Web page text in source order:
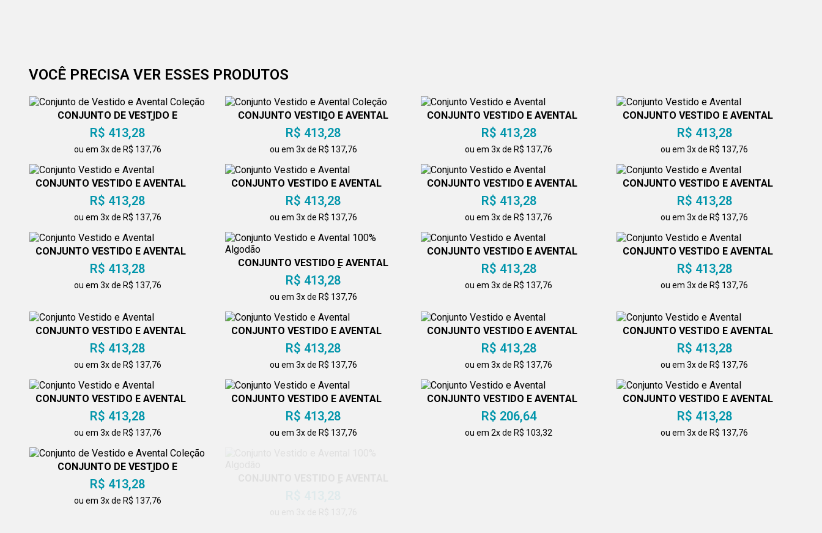
VOCÊ PRECISA VER ESSES PRODUTOS
CONJUNTO DE VESTIDO E
AVENTAL COLEÇÃO
R$ 413,28
ou em 3x de R$ 137,76
CONJUNTO VESTIDO E AVENTAL
COLEÇÃO
R$ 413,28
ou em 3x de R$ 137,76
CONJUNTO VESTIDO E AVENTAL
R$ 413,28
ou em 3x de R$ 137,76
CONJUNTO VESTIDO E AVENTAL
R$ 413,28
ou em 3x de R$ 137,76
CONJUNTO VESTIDO E AVENTAL
R$ 413,28
ou em 3x de R$ 137,76
CONJUNTO VESTIDO E AVENTAL
R$ 413,28
ou em 3x de R$ 137,76
CONJUNTO VESTIDO E AVENTAL
R$ 413,28
ou em 3x de R$ 137,76
CONJUNTO VESTIDO E AVENTAL
R$ 413,28
ou em 3x de R$ 137,76
CONJUNTO VESTIDO E AVENTAL
R$ 413,28
ou em 3x de R$ 137,76
CONJUNTO VESTIDO E AVENTAL
100% ALGODÃO
R$ 413,28
ou em 3x de R$ 137,76
CONJUNTO VESTIDO E AVENTAL
R$ 413,28
ou em 3x de R$ 137,76
CONJUNTO VESTIDO E AVENTAL
R$ 413,28
ou em 3x de R$ 137,76
CONJUNTO VESTIDO E AVENTAL
R$ 413,28
ou em 3x de R$ 137,76
CONJUNTO VESTIDO E AVENTAL
R$ 413,28
ou em 3x de R$ 137,76
CONJUNTO VESTIDO E AVENTAL
R$ 413,28
ou em 3x de R$ 137,76
CONJUNTO VESTIDO E AVENTAL
R$ 413,28
ou em 3x de R$ 137,76
CONJUNTO VESTIDO E AVENTAL
R$ 413,28
ou em 3x de R$ 137,76
CONJUNTO VESTIDO E AVENTAL
R$ 413,28
ou em 3x de R$ 137,76
CONJUNTO VESTIDO E AVENTAL
R$ 206,64
ou em 2x de R$ 103,32
CONJUNTO VESTIDO E AVENTAL
R$ 413,28
ou em 3x de R$ 137,76
CONJUNTO DE VESTIDO E
AVENTAL COLEÇÃO
R$ 413,28
ou em 3x de R$ 137,76